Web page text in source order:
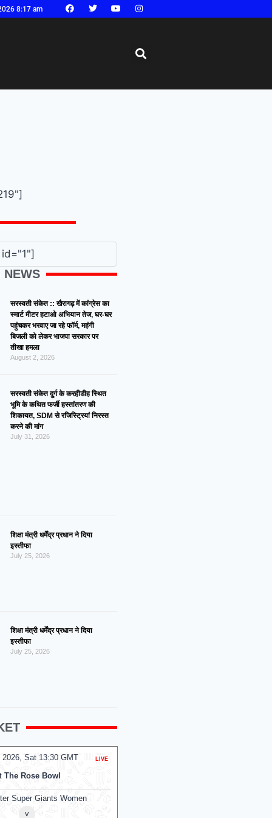
8:17 am
NEWS
सरस्वती संकेत :: खैरागढ़ में कांग्रेस का
स्मार्ट मीटर हटाओ अभियान तेज, घर-घर
पहुंचकर भरवाए जा रहे फॉर्म, महंगी
बिजली को लेकर भाजपा सरकार पर
तीखा हमला
August 2, 2026
सरस्वती संकेत दुर्ग के करहीडीह स्थित
भूमि के कथित फर्जी हस्तांतरण की
शिकायत, SDM से रजिस्ट्रियां निरस्त
करने की मांग
July 31, 2026
शिक्षा मंत्री धर्मेंद्र प्रधान ने दिया
इस्तीफा
July 25, 2026
शिक्षा मंत्री धर्मेंद्र प्रधान ने दिया
इस्तीफा
July 25, 2026
2026, Sat 13:30 GMT LIVE
The Rose Bowl
Super Giants Women
v